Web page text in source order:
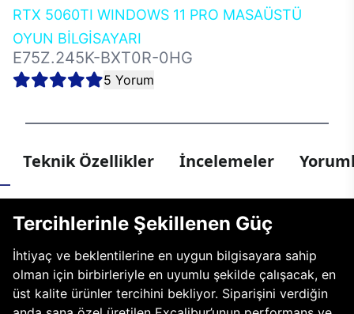
RTX 5060TI WINDOWS 11 PRO MASAÜSTÜ
OYUN BİLGİSAYARI
E75Z.245K-BXT0R-0HG
5 Yorum
Teknik Özellikler İncelemeler
Tercihlerinle Şekillenen Güç
İhtiyaç ve beklentilerine en uygun bilgisayara sahip
olman için birbirleriyle en uyumlu şekilde çalışacak, en
üst kalite ürünler tercihini bekliyor. Siparişini verdiğin